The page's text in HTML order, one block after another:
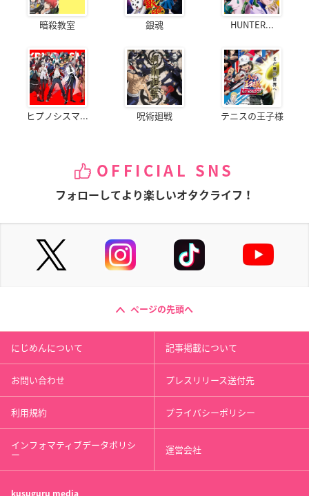
暗殺教室 銀魂 HUNTER...
ヒプノシスマ... 呪術廻戦 テニスの王子様
OFFICIAL SNS
フォローしてより楽しいオタクライフ！
ページの先頭へ
にじめんについて 記事掲載について
お問い合わせ プレスリリース送付先
利用規約 プライバシーポリシー
インフォマティブデータポリシ
ー 運営会社
kusuguru media